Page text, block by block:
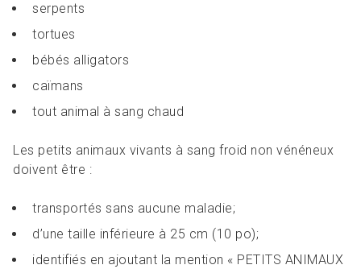
serpents
tortues
bébés alligators
caïmans
tout animal à sang chaud
Les petits animaux vivants à sang froid non vénéneux
doivent être :
transportés sans aucune maladie;
d’une taille inférieure à 25 cm (10 po);
identifiés en ajoutant la mention « PETITS ANIMAUX